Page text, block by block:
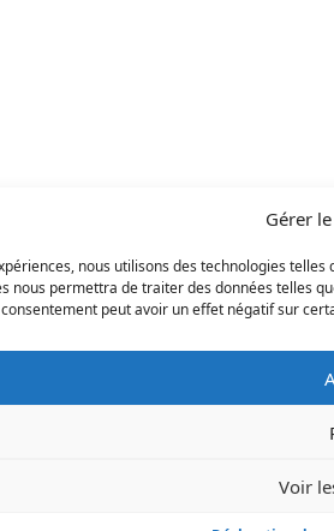
Gérer
nous utilisons des technologies
nous permettra de traiter des données telles
peut avoir un effet négatif sur
Voir